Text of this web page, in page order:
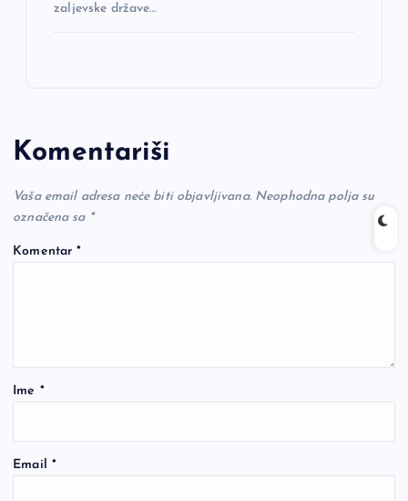
zaljevske države…
Komentariši
Vaša email adresa neće biti objavljivana. Neophodna polja su
označena sa *
Komentar*
Ime *
Email *